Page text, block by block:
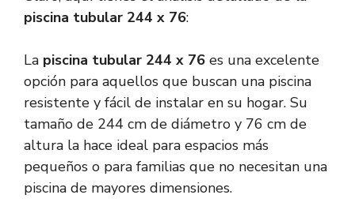
piscina tubular 244 x 76:
La piscina tubular 244 x 76 es una excelente
opción para aquellos que buscan una piscina
resistente y fácil de instalar en su hogar. Su
tamaño de 244 cm de diámetro y 76 cm de
altura la hace ideal para espacios más
pequeños o para familias que no necesitan una
piscina de mayores dimensiones.